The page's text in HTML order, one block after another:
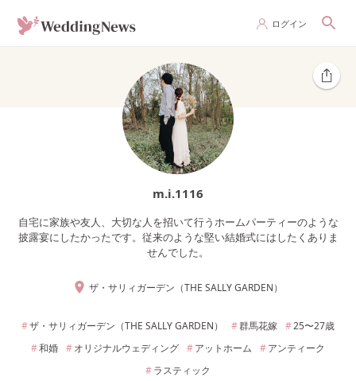
ログイン
m.i.1116
自宅に家族や友人、大切な人を招いて行うホームパーティーのような
披露宴にしたかったです。従来のような堅い結婚式にはしたくありま
せんでした。
ザ・サリィガーデン（THE SALLY GARDEN）
ザ・サリィガーデン（THE SALLY GARDEN） 群馬花嫁 25〜27歳
和婚
オリジナルウェディング アットホーム
アンティーク
ラスティック